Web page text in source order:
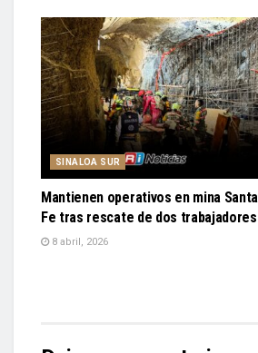
SINALOA SUR
Mantienen operativos en mina Santa
Fe tras rescate de dos trabajadores
8 abril, 2026